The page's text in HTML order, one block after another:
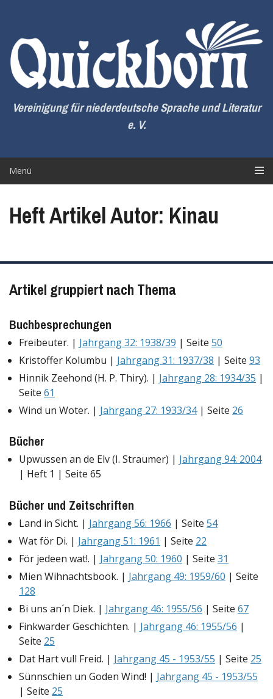
springen
Vereinigung für niederdeutsche Sprache und Literatur
e. V.
Menü
Heft Artikel Autor: Kinau
Artikel gruppiert nach Thema
Buchbesprechungen
Freibeuter. | Jahrgang 32: 1938/39 | Seite 50
Kristoffer Kolumbu | Jahrgang 31: 1937/38 | Seite 93
Hinnik Zeehond (H. P. Thiry). | Jahrgang 28: 1934/35 |
Seite 61
Wind un Woter. | Jahrgang 27: 1933/34| Seite 26
Bücher
Upwussen an de Elv (I. Straumer) | Jahrgang 94: 2004
| Heft 1 | Seite 65
Bücher und Zeitschriften
Land in Sicht. | Jahrgang 56: 1966 | Seite 54
Wat för Di. | Jahrgang 51: 1961 | Seite 22
För jedeen wat!. | Jahrgang 50: 1960 | Seite 31
Mien Wihnachtsbook. | Jahrgang 49: 1959/60 | Seite
128
Bi uns an´n Diek. | Jahrgang 46: 1955/56 | Seite 67
Finkwarder Geschichten. | Jahrgang 46: 1955/56 |
Seite 25
Dat Hart vull Freid. | Jahrgang 45 - 1953/55 | Seite 25
Sünnschien un Goden Wind! | Jahrgang 45 - 1953/55
| Seite 25